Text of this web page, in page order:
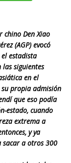
chino Den Xiao
(AGP) evocó
estadista
siguientes
en el
propia admisión
que eso podía
estado, cuando
extrema a
y ya
sacar a otros 300